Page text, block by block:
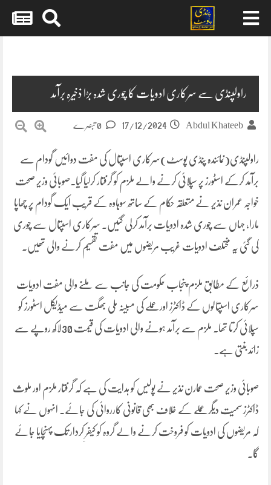
راولپنڈی سے سرکاری ادویات کا چوری شدہ بڑا ذخیرہ برآمد
Abdul Khateeb
17/12/2024
راولپنڈی(نمائندہ پنڈی پوسٹ)سرکاری اسپتال کی مفت دوائیں گودام سے
برآمد کرکے اسٹورز پر سپلائی کرنے والے ملزم کو گرفتار کرلیا گیا۔صوبائی وزیر صحت
خواجہ عمران نذیر نے متعلقہ حکام کے ساتھ سوہاوہ کے قریب ایک گودام پر چھاپا
مارا، جہاں سے چوری شدہ ادویات برآمد کرلی گئیں۔ سرکاری اسپتال سے چوری
کی گئی یہ مختلف ادویات غریب مریضوں میں مفت تقسیم کرنے والی تھیں۔
ذرائع کے مطابق ملزم پنجاب حکومت کی جانب سے ملنے والی مفت ادویات
سرکاری اسپتالوں کے ڈاکٹرز اور عملے کی مبینہ ملی بھگت سے میڈیکل اسٹورز کو
سپلائی کرتا تھا۔ ملزم سے برآمد ہونے والی ادویات کی قیمت 30لاکھ روپے سے
زائد بنتی ہے۔
صوبائی وزیر صحت عمارن نذیر نے پولیس کو ہدایت کی ہے کہ گرفتار ملزم اور ملوث
ڈاکٹرز سمیت دیگر عملے کے خلاف بھی قانونی کارروائی کی جائے۔ انہوں نے کہا
کہ مریضوں کی ادویات کو فروخت کرنے والے گروہ کو کیفرِ کردار تک پہنچایا جائے
گا۔